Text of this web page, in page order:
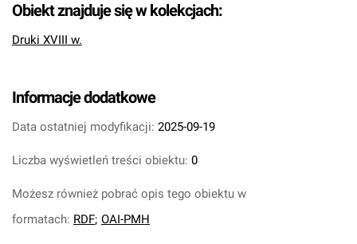
Obiekt znajduje się w kolekcjach:
Druki XVIII w.
Informacje dodatkowe
Data ostatniej modyfikacji: 2025-09-19
Liczba wyświetleń treści obiektu: 0
Możesz również pobrać opis tego obiektu w
formatach: RDF; OAI-PMH